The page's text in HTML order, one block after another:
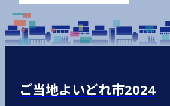
ご当地よいどれ市2024